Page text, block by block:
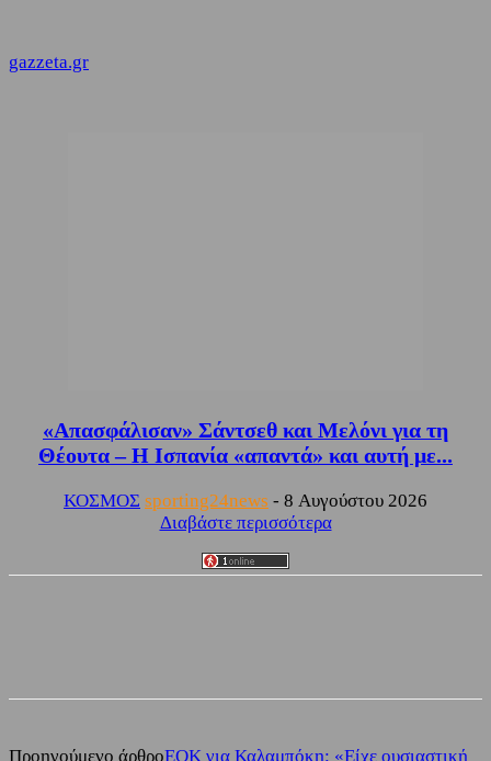
gazzeta.gr
«Απασφάλισαν» Σάντσεθ και Μελόνι για τη
Θέουτα – Η Ισπανία «απαντά» και αυτή με...
ΚΟΣΜΟΣ sporting24news - 8 Αυγούστου 2026
Διαβάστε περισσότερα
Προηγούμενο άρθροΕΟΚ για Καλαμπόκη: «Είχε ουσιαστική